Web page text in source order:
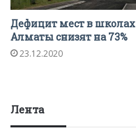
Дефицит мест в школах
Алматы снизят на 73%
23.12.2020
Лента